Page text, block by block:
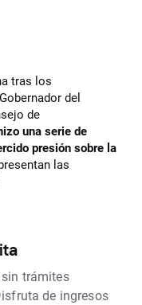
tras los
del
de
una serie de
presión sobre la
las
trámites
de ingresos